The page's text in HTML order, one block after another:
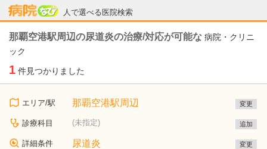
人で選べる医院検索
病院なび
那覇空港駅周辺の尿道炎の治療/対応が可能な 病院・クリニ
ック
1 件見つかりました
エリア/駅 那覇空港駅周辺 変更
診療科目 (未指定) 追加
詳細条件 尿道炎 変更